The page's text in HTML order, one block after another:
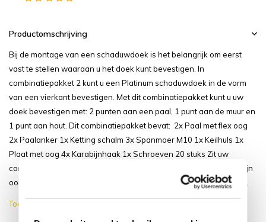
Productomschrijving
Bij de montage van een schaduwdoek is het belangrijk om eerst
vast te stellen waaraan u het doek kunt bevestigen. In
combinatiepakket 2 kunt u een Platinum schaduwdoek in de vorm
van een vierkant bevestigen. Met dit combinatiepakket kunt u uw
doek bevestigen met: 2 punten aan een paal, 1 punt aan de muur en
1 punt aan hout. Dit combinatiepakket bevat: 2x Paal met flex oog
2x Paalanker 1x Ketting schalm 3x Spanmoer M10 1x Keilhuls 1x
Plaat met oog 4x Karabijnhaak 1x Schroeven 20 stuks Zit uw
combinatiepakket hier niet tussen? Alle bevestigingsmaterialen zijn
ook los verkrijgbaar! Komt u er niet uit? Dan kunt u onze klantens...
Toon meer